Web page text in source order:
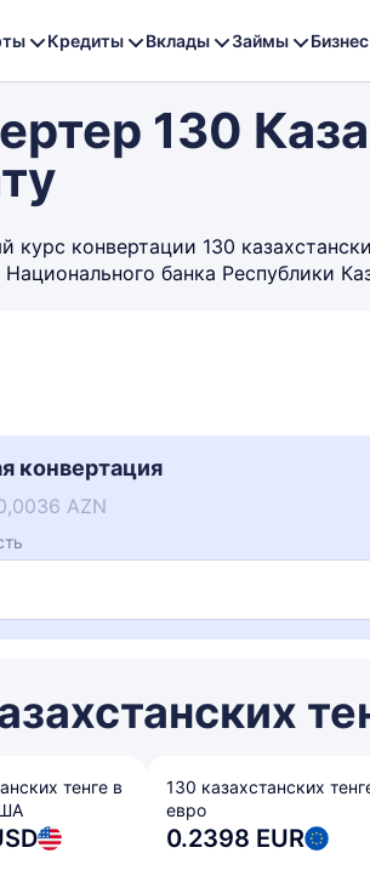
Кредиты Вклады Займы Бизнес
130
курс конвертации 130
банка Республики
конвертация
AZN
тенге в
130 казахстанских
евро
0.2398 EUR